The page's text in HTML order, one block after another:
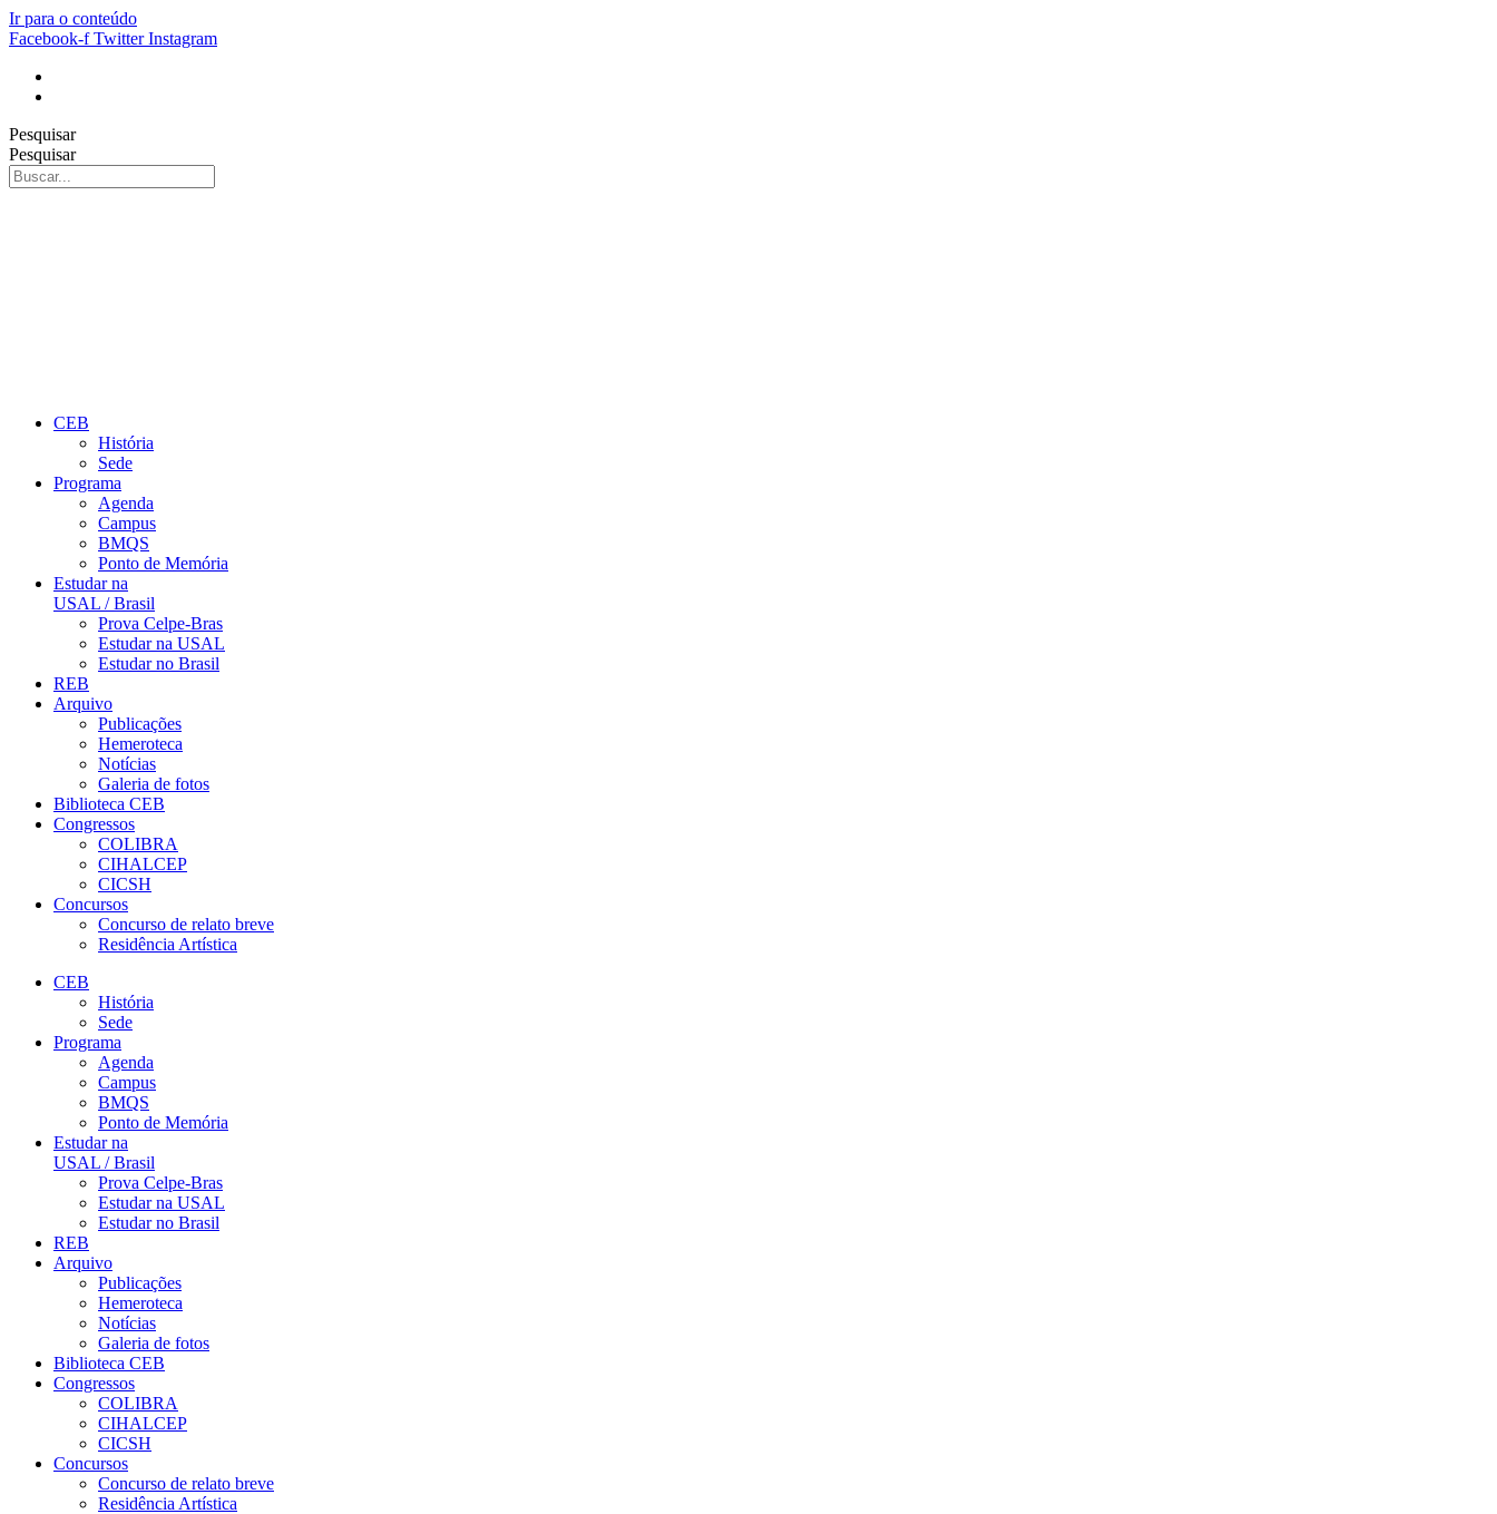
Ir para o conteúdo
Facebook-f Twitter Instagram
Pesquisar
Pesquisar
CEB
História
Sede
Programa
Agenda
Campus
BMQS
Ponto de Memória
Estudar na
USAL / Brasil
Prova Celpe-Bras
Estudar na USAL
Estudar no Brasil
REB
Arquivo
Publicações
Hemeroteca
Notícias
Galeria de fotos
Biblioteca CEB
Congressos
COLIBRA
CIHALCEP
CICSH
Concursos
Concurso de relato breve
Residência Artística
CEB
História
Sede
Programa
Agenda
Campus
BMQS
Ponto de Memória
Estudar na
USAL / Brasil
Prova Celpe-Bras
Estudar na USAL
Estudar no Brasil
REB
Arquivo
Publicações
Hemeroteca
Notícias
Galeria de fotos
Biblioteca CEB
Congressos
COLIBRA
CIHALCEP
CICSH
Concursos
Concurso de relato breve
Residência Artística